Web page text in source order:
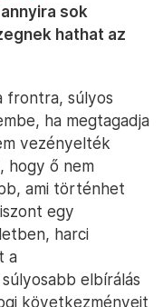
sok
hathat az
frontra, súlyos
ha megtagadja
vezényelték
hogy ő nem
ami történhet
egy
harci
a
elbírálás
következményeit